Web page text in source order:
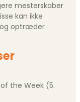
mesterskaber
kan ikke
optræder
the Week (5.